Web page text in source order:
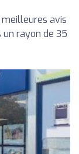
avis
rayon de 35